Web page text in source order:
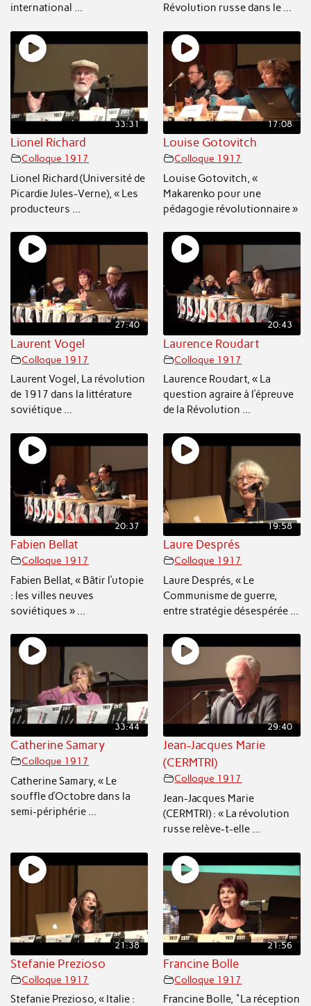
international ...
Révolution russe dans le ...
33:31
Lionel Richard
Colloque 1917
Lionel Richard (Université de
Picardie Jules-Verne), « Les
producteurs ...
17:08
Louise Gotovitch
Colloque 1917
Louise Gotovitch, «
Makarenko pour une
pédagogie révolutionnaire »
27:40
Laurent Vogel
Colloque 1917
Laurent Vogel, La révolution
de 1917 dans la littérature
soviétique ...
20:43
Laurence Roudart
Colloque 1917
Laurence Roudart, « La
question agraire à l’épreuve
de la Révolution ...
20:37
Fabien Bellat
Colloque 1917
Fabien Bellat, « Bâtir l’utopie
: les villes neuves
soviétiques » ...
19:58
Laure Després
Colloque 1917
Laure Després, « Le
Communisme de guerre,
entre stratégie désespérée ...
33:44
Catherine Samary
Colloque 1917
Catherine Samary, « Le
souffle d’Octobre dans la
semi-périphérie ...
29:40
Jean-Jacques Marie
(CERMTRI)
Colloque 1917
Jean-Jacques Marie
(CERMTRI) : « La révolution
russe relève-t-elle ...
21:38
Stefanie Prezioso
Colloque 1917
Stefanie Prezioso, « Italie :
21:56
Francine Bolle
Colloque 1917
Francine Bolle, "La réception